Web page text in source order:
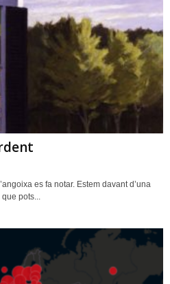
es fa notar. Estem davant d’una
pots...